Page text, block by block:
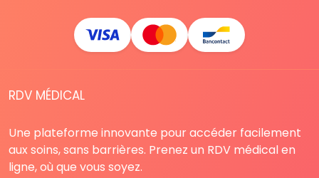
RDV MÉDICAL
Une plateforme innovante pour accéder facilement
aux soins, sans barrières. Prenez un RDV médical en
ligne, où que vous soyez.